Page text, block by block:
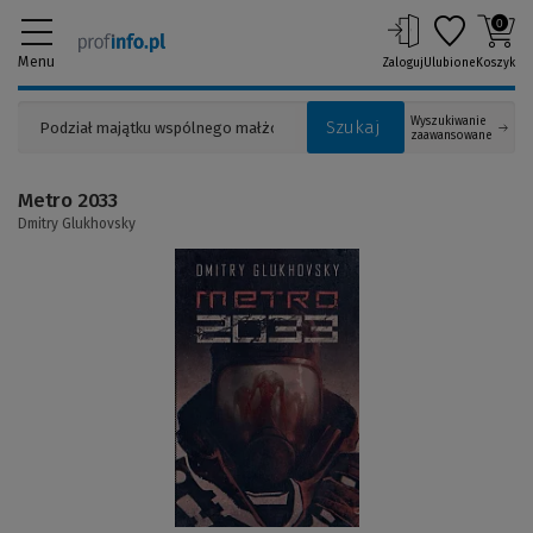
Menu
Szukaj
Wyszukiwanie
zaawansowane
ZalogujUlubione
0
Koszyk
Metro 2033
Dmitry Glukhovsky